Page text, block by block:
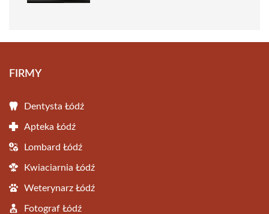
FIRMY
Dentysta Łódź
Apteka Łódź
Lombard Łódź
Kwiaciarnia Łódź
Weterynarz Łódź
Fotograf Łódź